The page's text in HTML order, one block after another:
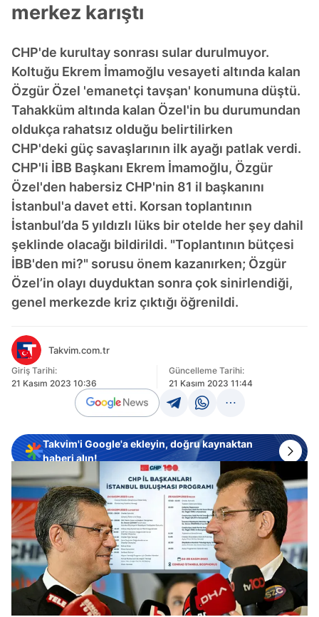
merkez karıştı
CHP'de kurultay sonrası sular durulmuyor.
Koltuğu Ekrem İmamoğlu vesayeti altında kalan
Özgür Özel 'emanetçi tavşan' konumuna düştü.
Tahakküm altında kalan Özel'in bu durumundan
oldukça rahatsız olduğu belirtilirken
CHP'deki güç savaşlarının ilk ayağı patlak verdi.
CHP'li İBB Başkanı Ekrem İmamoğlu, Özgür
Özel'den habersiz CHP'nin 81 il başkanını
İstanbul'a davet etti. Korsan toplantının
İstanbul’da 5 yıldızlı lüks bir otelde her şey dahil
şeklinde olacağı bildirildi. "Toplantının bütçesi
İBB'den mi?" sorusu önem kazanırken; Özgür
Özel’in olayı duyduktan sonra çok sinirlendiği,
genel merkezde kriz çıktığı öğrenildi.
Takvim.com.tr
Giriş Tarihi:
21 Kasım 2023 10:36
Güncelleme Tarihi:
21 Kasım 2023 11:44
Takvim'i Google'a ekleyin, doğru kaynaktan
haberi alın!